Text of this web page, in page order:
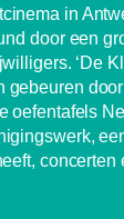
in
door een
‘De
gebeuren
oefentafels
concerten